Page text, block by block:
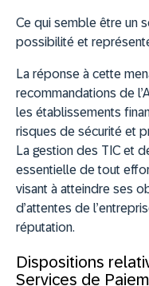
Ce qui semble être un
possibilité et
La réponse à cette
recommandations de
les établissements
risques de sécurité et
La gestion des TIC et
essentielle de tout
visant à atteindre ses
d’attentes de
réputation.
Dispositions
Services de